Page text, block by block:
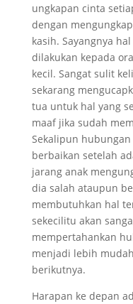
ungkapan cinta
dengan
kasih. Sayangnya
dilakukan kepada
kecil. Sangat sulit
sekarang
tua untuk hal yang
maaf jika sudah
Sekalipun
berbaikan setelah
jarang anak
dia salah ataupun
membutuhkan hal
sekecilitu akan
mempertahankan
menjadi lebih
berikutnya.
Harapan ke depan